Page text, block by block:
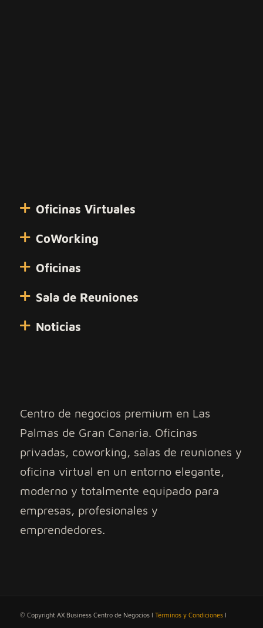
Oficinas Virtuales
CoWorking
Oficinas
Sala de Reuniones
Noticias
Centro de negocios premium en Las
Palmas de Gran Canaria. Oficinas
privadas, coworking, salas de reuniones y
oficina virtual en un entorno elegante,
moderno y totalmente equipado para
empresas, profesionales y
emprendedores.
© Copyright AX Business Centro de Negocios I Términos y Condiciones I